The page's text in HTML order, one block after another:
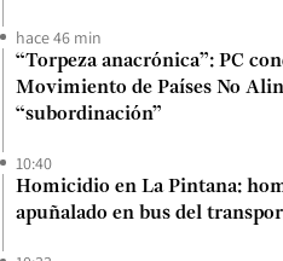
hace 46 min
“Torpeza anacrónica”: PC
Movimiento de Países No
“subordinación”
10:40
Homicidio en La Pintana:
apuñalado en bus del